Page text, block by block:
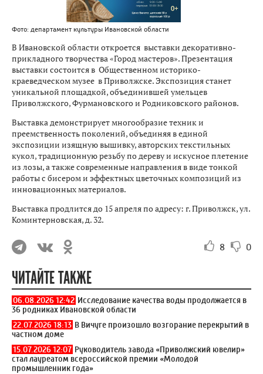
Фото: департамент культуры Ивановской области
В Ивановской области откроется выставки декоративно-
прикладного творчества «Город мастеров». Презентация
выставки состоится в Общественном историко-
краеведческом музее в Приволжске. Экспозиция станет
уникальной площадкой, объединившей умельцев
Приволжского, Фурмановского и Родниковского районов.
Выставка демонстрирует многообразие техник и
преемственность поколений, объединяя в единой
экспозиции изящную вышивку, авторских текстильных
кукол, традиционную резьбу по дереву и искусное плетение
из лозы, а также современные направления в виде тонкой
работы с бисером и эффектных цветочных композиций из
инновационных материалов.
Выставка продлится до 15 апреля по адресу: г. Приволжск, ул.
Коминтерновская, д. 32.
8 0
ЧИТАЙТЕ ТАКЖЕ
06.08.2026 12:42 Исследование качества воды продолжается в
36 родниках Ивановской области
22.07.2026 18:13 В Вичуге произошло возгорание перекрытий в
частном доме
15.07.2026 12:07 Руководитель завода «Приволжский ювелир»
стал лауреатом всероссийской премии «Молодой
промышленник года»